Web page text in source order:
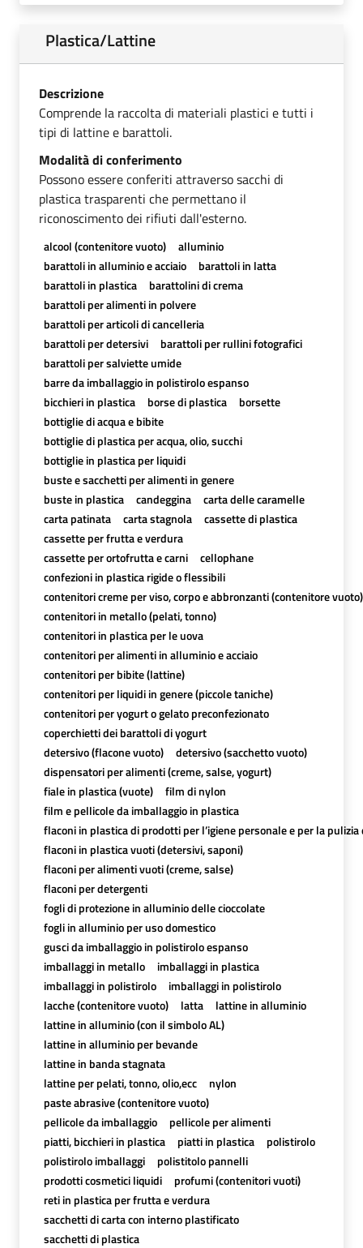
Plastica/Lattine
Descrizione
Comprende la raccolta di materiali plastici e tutti i
tipi di lattine e barattoli.
Modalità di conferimento
Possono essere conferiti attraverso sacchi di
plastica trasparenti che permettano il
riconoscimento dei rifiuti dall'esterno.
alcool (contenitore vuoto)
alluminio
barattoli in alluminio e acciaio
barattoli in latta
barattoli in plastica
barattolini di crema
barattoli per alimenti in polvere
barattoli per articoli di cancelleria
barattoli per detersivi
barattoli per rullini fotografici
barattoli per salviette umide
barre da imballaggio in polistirolo espanso
bicchieri in plastica
borse di plastica
borsette
bottiglie di acqua e bibite
bottiglie di plastica per acqua, olio, succhi
bottiglie in plastica per liquidi
buste e sacchetti per alimenti in genere
buste in plastica
candeggina
carta delle caramelle
carta patinata
carta stagnola
cassette di plastica
cassette per frutta e verdura
cassette per ortofrutta e carni
cellophane
confezioni in plastica rigide o flessibili
contenitori creme per viso, corpo e abbronzanti (contenitore vuoto)
contenitori in metallo (pelati, tonno)
contenitori in plastica per le uova
contenitori per alimenti in alluminio e acciaio
contenitori per bibite (lattine)
contenitori per liquidi in genere (piccole taniche)
contenitori per yogurt o gelato preconfezionato
coperchietti dei barattoli di yogurt
detersivo (flacone vuoto)
detersivo (sacchetto vuoto)
dispensatori per alimenti (creme, salse, yogurt)
fiale in plastica (vuote)
film di nylon
film e pellicole da imballaggio in plastica
flaconi in plastica di prodotti per l’igiene personale e per la pulizia
flaconi in plastica vuoti (detersivi, saponi)
flaconi per alimenti vuoti (creme, salse)
flaconi per detergenti
fogli di protezione in alluminio delle cioccolate
fogli in alluminio per uso domestico
gusci da imballaggio in polistirolo espanso
imballaggi in metallo
imballaggi in plastica
imballaggi in polistirolo
imballaggi in polistirolo
lacche (contenitore vuoto)
latta
lattine in alluminio
lattine in alluminio (con il simbolo AL)
lattine in alluminio per bevande
lattine in banda stagnata
lattine per pelati, tonno, olio,ecc
nylon
paste abrasive (contenitore vuoto)
pellicole da imballaggio
pellicole per alimenti
piatti, bicchieri in plastica
piatti in plastica
polistirolo
polistirolo imballaggi
polistitolo pannelli
prodotti cosmetici liquidi
profumi (contenitori vuoti)
reti in plastica per frutta e verdura
sacchetti di carta con interno plastificato
sacchetti di plastica